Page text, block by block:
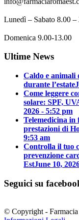
Lunedì – Sabato 8.00 –
Domenica 9.00-13.00
Ultime News
Caldo e animali
durante l’estate
Come leggere
solare: SPF,
2026 - 5:52 pm
Telemedicina in
prestazioni di
9:53 am
Controlla il tuo
prevenzione
EstJune 10,
Seguici su
© Copyright - Farmacia